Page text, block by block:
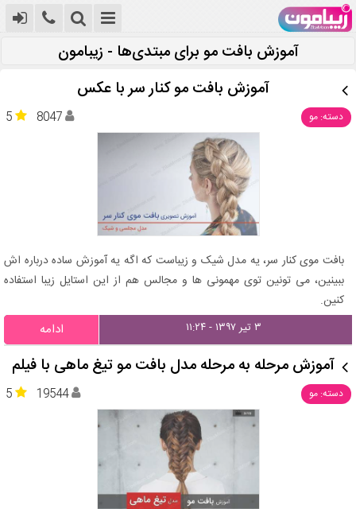
آموزش بافت مو برای مبتدی‌ها - زیبامون
آموزش بافت مو کنار سر با عکس
دسته: مو 5 8047
بافت موی کنار سر، یه مدل شیک و زیباست که اگه یه آموزش ساده درباره اش
ببینین، می تونین توی مهمونی ها و مجالس هم از این استایل زیبا استفاده
کنین.
۳ تیر ۱۳۹۷ - ۱۱:۲۴ ادامه
آموزش مرحله به مرحله مدل بافت مو تیغ ماهی با فیلم
دسته: مو 5 19544